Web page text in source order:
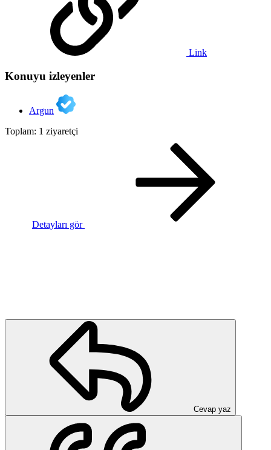
Link
Konuyu izleyenler
Argun
Toplam: 1 ziyaretçi
Detayları gör
Cevap yaz